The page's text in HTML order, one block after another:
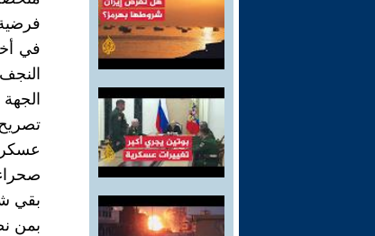
في
بقي
بمن